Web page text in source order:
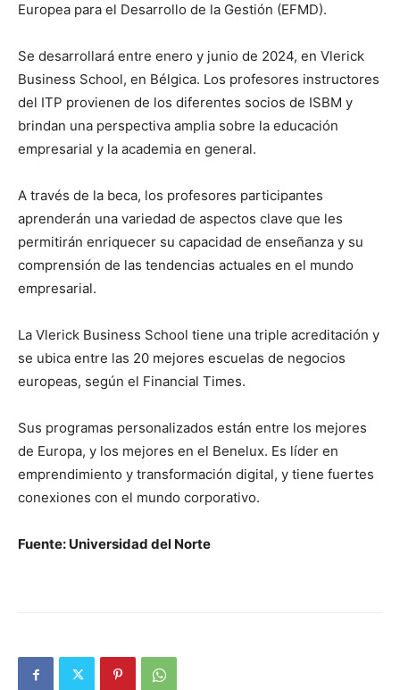
Europea para el Desarrollo de la Gestión (EFMD).
Se desarrollará entre enero y junio de 2024, en Vlerick
Business School, en Bélgica. Los profesores instructores
del ITP provienen de los diferentes socios de ISBM y
brindan una perspectiva amplia sobre la educación
empresarial y la academia en general.
A través de la beca, los profesores participantes
aprenderán una variedad de aspectos clave que les
permitirán enriquecer su capacidad de enseñanza y su
comprensión de las tendencias actuales en el mundo
empresarial.
La Vlerick Business School tiene una triple acreditación y
se ubica entre las 20 mejores escuelas de negocios
europeas, según el Financial Times.
Sus programas personalizados están entre los mejores
de Europa, y los mejores en el Benelux. Es líder en
emprendimiento y transformación digital, y tiene fuertes
conexiones con el mundo corporativo.
Fuente: Universidad del Norte